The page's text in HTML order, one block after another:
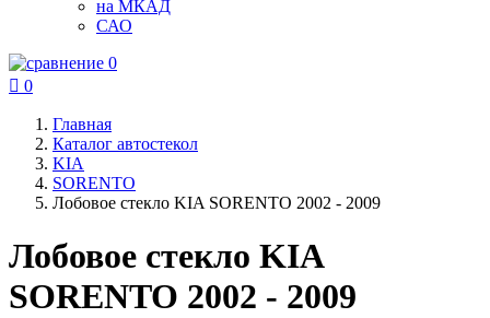
на МКАД
САО
0
 0
Главная
Каталог автостекол
KIA
SORENTO
Лобовое стекло KIA SORENTO 2002 - 2009
Лобовое стекло KIA
SORENTO 2002 - 2009